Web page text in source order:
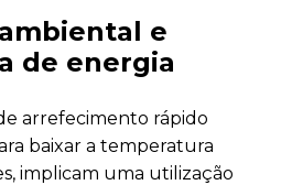
e
de energia
arrefecimento rápido
baixar a temperatura
implicam uma utilização